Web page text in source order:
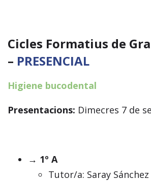
Cicles Formatius de
– PRESENCIAL
Higiene bucodental
Presentacions: Dimecres 7 de
→ 1º A
Tutor/a: Saray Sánchez